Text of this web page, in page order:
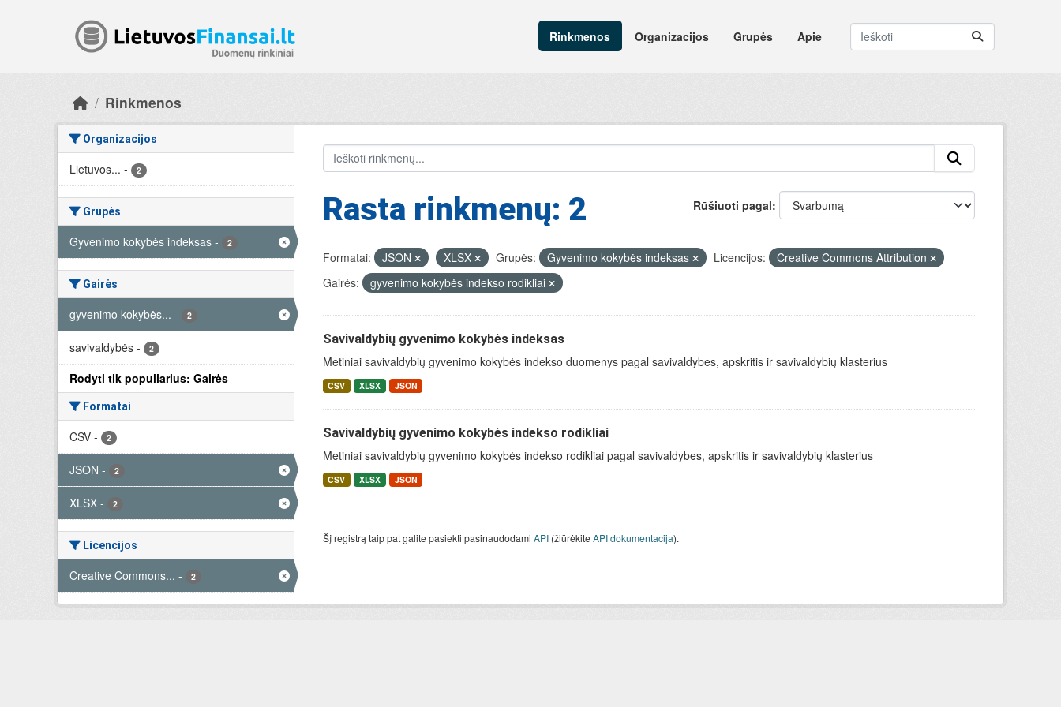
Rinkmenos
Organizacijos Grupės Apie
Rinkmenos
Organizacijos
Lietuvos... - 2
Grupės
Gyvenimo kokybės indeksas - 2
Gairės
gyvenimo kokybės... - 2
savivaldybės - 2
Rodyti tik populiarius: Gairės
Formatai
CSV - 2
JSON - 2
XLSX - 2
Licencijos
Creative Commons... - 2
Rūšiuoti pagal
Rasta rinkmenų: 2
Formatai: JSON XLSX Grupės: Gyvenimo kokybės indeksas Licencijos:
Creative Commons Attribution
Gairės:
gyvenimo kokybės indekso rodikliai
Savivaldybių gyvenimo kokybės indeksas
Metiniai savivaldybių gyvenimo kokybės indekso duomenys pagal savivaldybes, apskritis ir savivaldybių klasterius
CSV XLSX JSON
Savivaldybių gyvenimo kokybės indekso rodikliai
Metiniai savivaldybių gyvenimo kokybės indekso rodikliai pagal savivaldybes, apskritis ir savivaldybių klasterius
CSV XLSX JSON
Šį registrą taip pat galite pasiekti pasinaudodami API(žiūrėkiteAPI dokumentacija).